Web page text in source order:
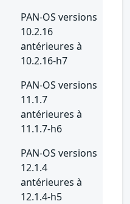
PAN-OS versions
10.2.16
antérieures à
10.2.16-h7
PAN-OS versions
11.1.7
antérieures à
11.1.7-h6
PAN-OS versions
12.1.4
antérieures à
12.1.4-h5